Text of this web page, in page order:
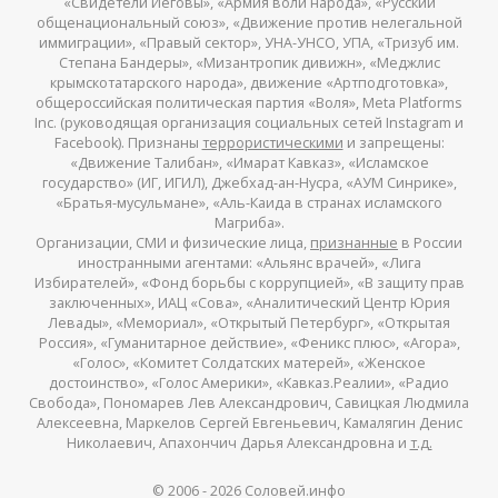
общенациональный союз», «Движение против нелегальной
иммиграции», «Правый сектор», УНА-УНСО, УПА, «Тризуб им.
Степана Бандеры», «Мизантропик дивижн», «Меджлис
крымскотатарского народа», движение «Артподготовка»,
общероссийская политическая партия «Воля», Meta Platforms
Inc. (руководящая организация социальных сетей Instagram и
Facebook). Признаны террористическими и запрещены:
«Движение Талибан», «Имарат Кавказ», «Исламское
государство» (ИГ, ИГИЛ), Джебхад-ан-Нусра, «АУМ Синрике»,
«Братья-мусульмане», «Аль-Каида в странах исламского
Магриба».
Организации, СМИ и физические лица, признанные в России
иностранными агентами: «Альянс врачей», «Лига
Избирателей», «Фонд борьбы с коррупцией», «В защиту прав
заключенных», ИАЦ «Сова», «Аналитический Центр Юрия
Левады», «Мемориал», «Открытый Петербург», «Открытая
Россия», «Гуманитарное действие», «Феникс плюс», «Агора»,
«Голос», «Комитет Солдатских матерей», «Женское
достоинство», «Голос Америки», «Кавказ.Реалии», «Радио
Свобода», Пономарев Лев Александрович, Савицкая Людмила
Алексеевна, Маркелов Сергей Евгеньевич, Камалягин Денис
Николаевич, Апахончич Дарья Александровна и т.д.
© 2006 -2026 Соловей.инфо